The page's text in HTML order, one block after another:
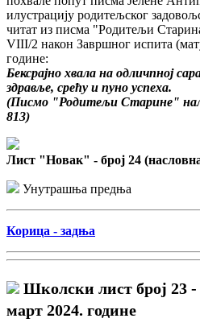
илустрацију родитељског
читат из писма "Родитељи
VIII/2 након Завршног испита
године:
Бексрајно хвала на одличпној
здравље, срећу и пуно успеха.
(Писмо "Родитељи Старине"
813)
Лист "Новак" - број 24
Унутрашња предња
Корица - задња
Школски лист број 23 -
март 2024. године